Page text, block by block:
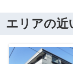
エリアの近